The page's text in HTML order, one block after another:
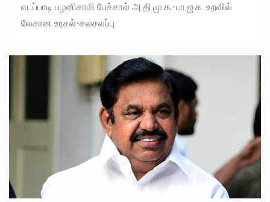
எடப்பாடி பழனிசாமி பேச்சால் அ.தி.மு.க.-பா.ஜ.க. உறவில்
லேசான உரசல்-சலசலப்பு